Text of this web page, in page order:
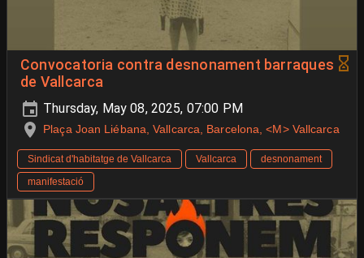
Convocatoria contra desnonament barraques
de Vallcarca
Thursday, May 08, 2025, 07:00 PM
Plaça Joan Liébana, Vallcarca, Barcelona, <M> Vallcarca
Sindicat d'habitatge de Vallcarca Vallcarca
desnonament
manifestació